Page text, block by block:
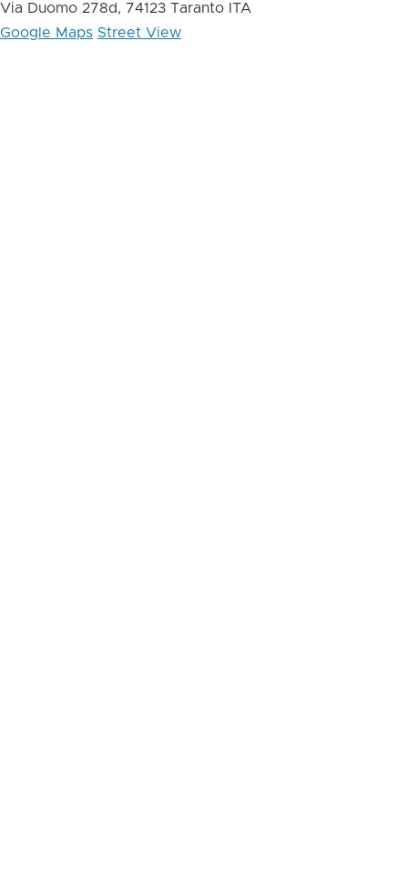
Via Duomo 278d, 74123 Taranto ITA
Google Maps Street View